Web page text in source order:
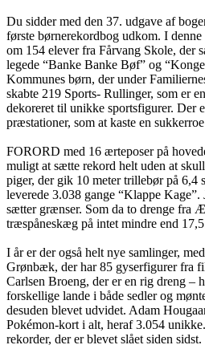
Du sidder med den 37. udgave af
første børnerekordbog udkom. I
om 154 elever fra Fårvang Skole, der
legede “Banke Banke Bøf” og
Kommunes børn, der under
skabte 219 Sports- Rullinger, som er
dekoreret til unikke sportsfigurer. Der
præstationer, som at kaste en
FORORD med 16 ærteposer på
muligt at sætte rekord helt uden at
piger, der gik 10 meter trillebør på 6,4
leverede 3.038 gange “Klappe Kage”.
sætter grænser. Som da to drenge fra
træspåneskæg på intet mindre end 17,5
I år er der også helt nye samlinger,
Grønbæk, der har 85 gyserfigurer fra
Carlsen Broeng, der er en rig dreng –
forskellige lande i både sedler og
desuden blevet udvidet. Adam
Pokémon-kort i alt, heraf 3.054
rekorder, der er blevet slået siden